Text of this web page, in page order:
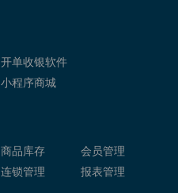
衣盈易 新零售
开单收银软件
小程序商城
商品库存
会员管理
连锁管理 报表管理